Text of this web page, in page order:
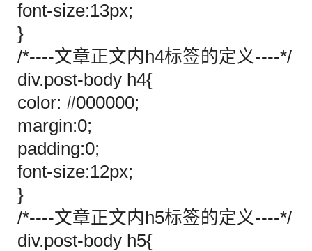
font-size:13px;
}
/*----文章正文内h4标签的定义----*/
div.post-body h4{
color: #000000;
margin:0;
padding:0;
font-size:12px;
}
/*----文章正文内h5标签的定义----*/
div.post-body h5{